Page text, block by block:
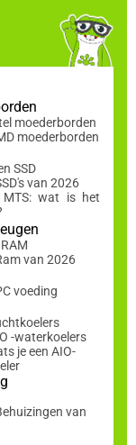
moederborden
moederborden
SSD
van 2026
wat is het
van 2026
voeding
-waterkoelers
je een AIO-
van